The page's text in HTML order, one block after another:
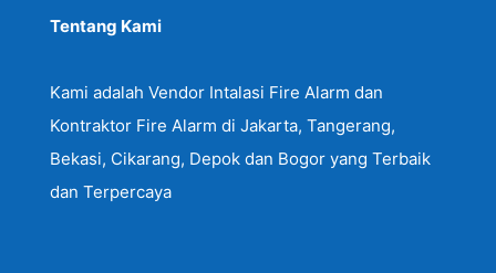
Tentang Kami
Kami adalah Vendor Intalasi Fire Alarm dan
Kontraktor Fire Alarm di Jakarta, Tangerang,
Bekasi, Cikarang, Depok dan Bogor yang Terbaik
dan Terpercaya